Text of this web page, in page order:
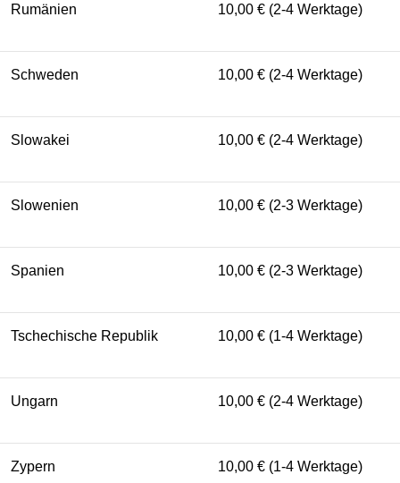
Rumänien 10,00 € (2-4 Werktage)
Schweden 10,00 € (2-4 Werktage)
Slowakei 10,00 € (2-4 Werktage)
Slowenien 10,00 € (2-3 Werktage)
Spanien 10,00 € (2-3 Werktage)
Tschechische Republik 10,00 € (1-4 Werktage)
Ungarn 10,00 € (2-4 Werktage)
Zypern 10,00 € (1-4 Werktage)